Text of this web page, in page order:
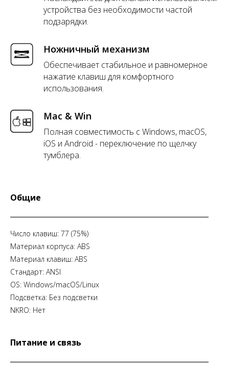
устройства без необходимости частой
подзарядки.
Ножничный механизм
Обеспечивает стабильное и равномерное
нажатие клавиш для комфортного
использования.
Mac & Win
Полная совместимость с Windows, macOS,
iOS и Android - переключение по щелчку
тумблера.
Общие
Число клавиш: 77 (75%)
Материал корпуса: ABS
Материал клавиш: ABS
Стандарт: ANSI
OS: Windows/macOS/Linux
Подсветка: Без подсветки
NKRO: Нет
Питание и связь